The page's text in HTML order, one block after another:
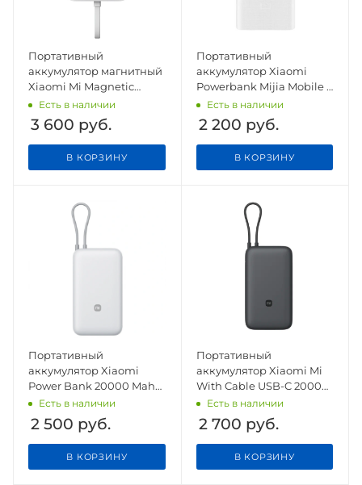
Портативный
аккумулятор магнитный
Xiaomi Mi Magnetic
Power Bank With Cable
USB-C 10000mAh 33W
(WPB1007MI) White
Есть в наличии
3 600 руб.
В КОРЗИНУ
Портативный
аккумулятор Xiaomi
Powerbank Mijia Mobile 3
20000mAh Type-C 18W
PLM18ZM
Есть в наличии
2 200 руб.
В КОРЗИНУ
Портативный
аккумулятор Xiaomi
Power Bank 20000 Mah
22.5W PB2022ZM White
CN
Есть в наличии
2 500 руб.
В КОРЗИНУ
Портативный
аккумулятор Xiaomi Mi
With Cable USB-C 20000
mAh 22,5W PB2020MI
Dark Grey CN
Есть в наличии
2 700 руб.
В КОРЗИНУ